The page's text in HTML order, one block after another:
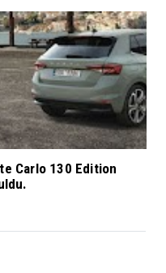
Carlo 130 Edition